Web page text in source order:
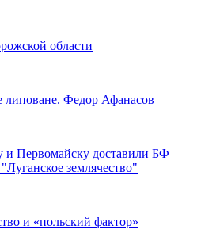
области
липоване. Федор Афанасов
Первомайску доставили БФ
землячество"
и «польский фактор»